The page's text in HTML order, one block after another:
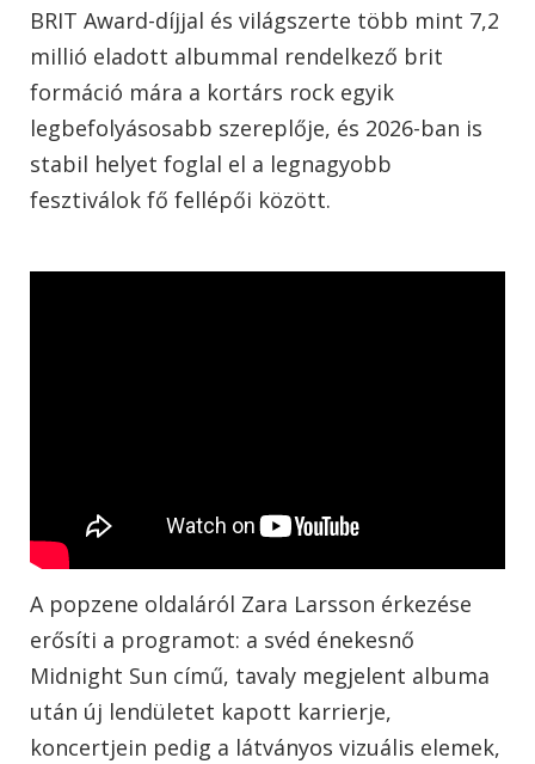
BRIT Award-díjjal és világszerte több mint 7,2
millió eladott albummal rendelkező brit
formáció mára a kortárs rock egyik
legbefolyásosabb szereplője, és 2026-ban is
stabil helyet foglal el a legnagyobb
fesztiválok fő fellépői között.
A popzene oldaláról Zara Larsson érkezése
erősíti a programot: a svéd énekesnő
Midnight Sun című, tavaly megjelent albuma
után új lendületet kapott karrierje,
koncertjein pedig a látványos vizuális elemek,